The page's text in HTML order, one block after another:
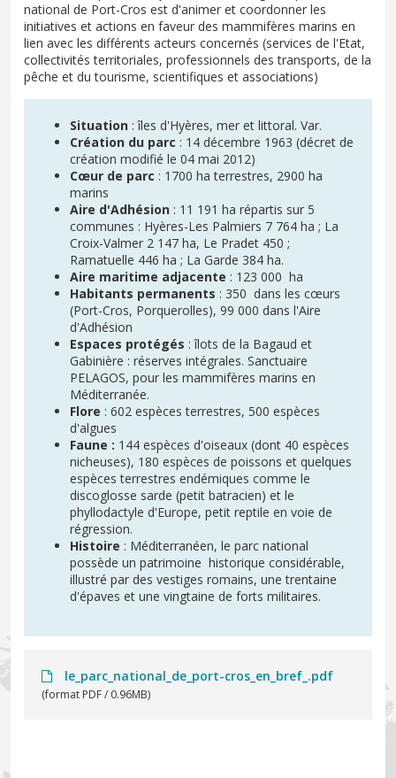
national de Port-Cros est d'animer et coordonner les
initiatives et actions en faveur des mammifères marins en
lien avec les différents acteurs concernés (services de l'Etat,
collectivités territoriales, professionnels des transports, de la
pêche et du tourisme, scientifiques et associations)
Situation : îles d'Hyères, mer et littoral. Var.
Création du parc : 14 décembre 1963 (décret de
création modifié le 04 mai 2012)
Cœur de parc : 1700 ha terrestres, 2900 ha
marins
Aire d'Adhésion : 11 191 ha répartis sur 5
communes : Hyères-Les Palmiers 7 764 ha ; La
Croix-Valmer 2 147 ha, Le Pradet 450 ;
Ramatuelle 446 ha ; La Garde 384 ha.
Aire maritime adjacente : 123 000 ha
Habitants permanents : 350 dans les cœurs
(Port-Cros, Porquerolles), 99 000 dans l'Aire
d'Adhésion
Espaces protégés : îlots de la Bagaud et
Gabinière : réserves intégrales. Sanctuaire
PELAGOS, pour les mammifères marins en
Méditerranée.
Flore : 602 espèces terrestres, 500 espèces
d'algues
Faune : 144 espèces d'oiseaux (dont 40 espèces
nicheuses), 180 espèces de poissons et quelques
espèces terrestres endémiques comme le
discoglosse sarde (petit batracien) et le
phyllodactyle d'Europe, petit reptile en voie de
régression.
Histoire : Méditerranéen, le parc national
possède un patrimoine historique considérable,
illustré par des vestiges romains, une trentaine
d'épaves et une vingtaine de forts militaires.
le_parc_national_de_port-cros_en_bref_.pdf
(format PDF / 0.96MB)